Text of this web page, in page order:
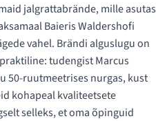
jalgrattabrände, mille asutas
Baieris Waldershofi
vahel. Brändi alguslugu on
tudengist Marcus
50-ruutmeetrises nurgas, kust
kohapeal kvaliteetsete
selleks, et oma õpinguid